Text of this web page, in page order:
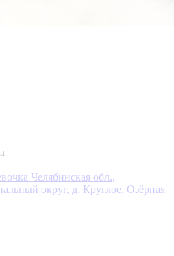
Челябинская обл.,
округ, д. Круглое, Озёрная